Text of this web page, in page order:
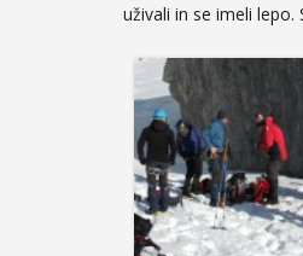
uživali in se imeli